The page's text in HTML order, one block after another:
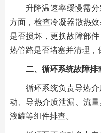
升降温速率缓慢需
方面，检查冷凝器散热
是否损坏，更换故障部
热管路是否堵塞并清理，
二、循环系统故障排
循环系统负责导热
动、导热介质泄漏、流
液罐等组件排查。